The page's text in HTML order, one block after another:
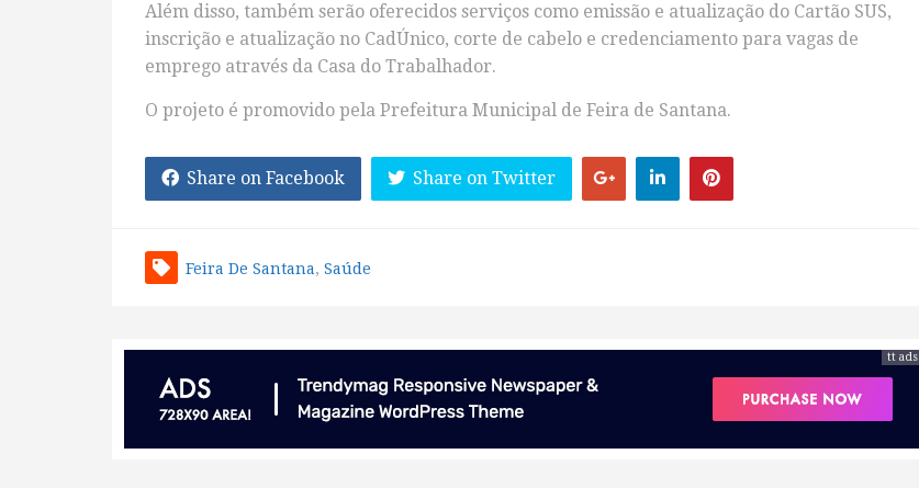
Além disso, também serão oferecidos serviços como emissão e atualização do Cartão SUS,
inscrição e atualização no CadÚnico, corte de cabelo e credenciamento para vagas de
emprego através da Casa do Trabalhador.
O projeto é promovido pela Prefeitura Municipal de Feira de Santana.
Share on Facebook Share on Twitter
Feira De Santana, Saúde
tt ads